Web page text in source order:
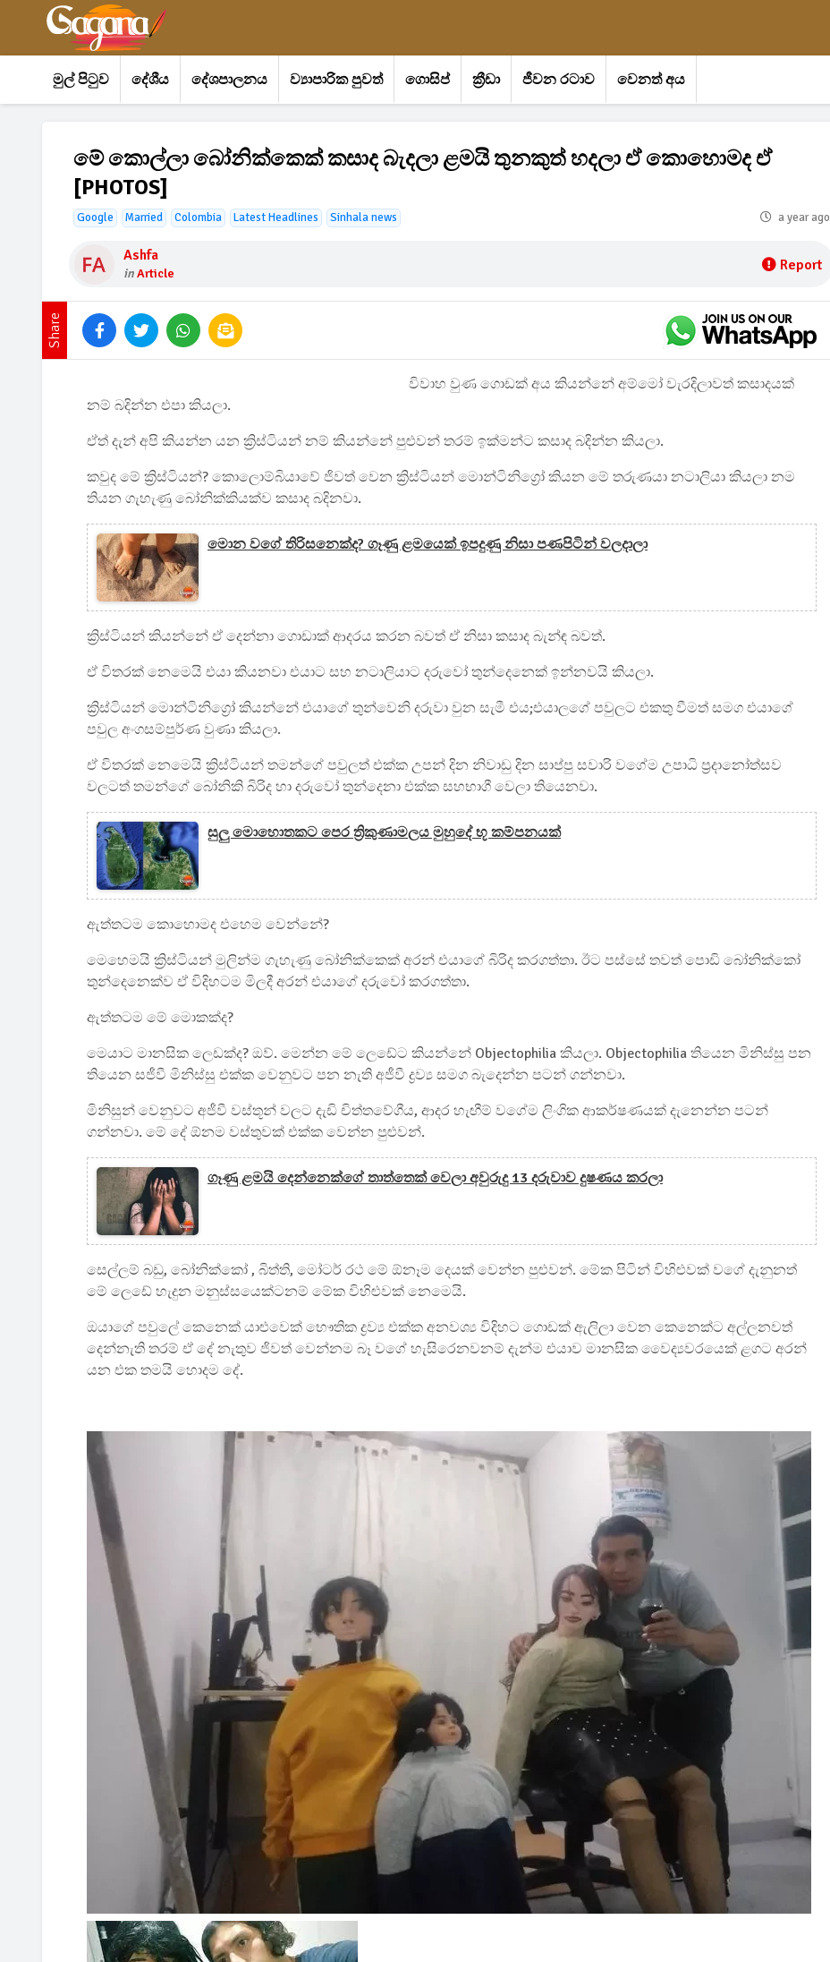
මුල් පිටුව දේශීය දේශපාලනය ව්‍යාපාරික පුවත් ගොසිප් ක්‍රීඩා ජීවන රටාව වෙනත් අය
මේ කොල්ලා බෝනික්කෙක් කසාද බැදලා ළමයි තුනකුත් හදලා ඒ කොහොමද ඒ
[PHOTOS]
Google Married Colombia Latest Headlines Sinhala news a year ago
Ashfa
inArticle Report
Share
විවාහ වුණ ගොඩක් අය කියන්නේ අම්මෝ වැරදිලාවත් කසාදයක්
නම් බදින්න එපා කියලා.
ඒත් දැන් අපි කියන්න යන ක්‍රිස්ටියන් නම් කියන්නේ පුළුවන් තරම් ඉක්මන්ට කසාද බදින්න කියලා.
කවුද මේ ක්‍රිස්ටියන්? කොලොම්බියාවේ ජිවත් වෙන ක්‍රිස්ටියන් මොන්ටිනිග්‍රෝ කියන මේ තරුණයා නටාලියා කියලා නම
තියන ගැහැණු බෝනික්කියක්ව කසාද බදිනවා.
මොන වගේ තිරිසනෙක්ද? ගෑණු ළමයෙක් ඉපදුණු නිසා පණපිටින් වලදාලා
ක්‍රිස්ටියන් කියන්නේ ඒ දෙන්නා ගොඩාක් ආදරය කරන බවත් ඒ නිසා කසාද බැන්ඳ බවත්.
ඒ විතරක් නෙමෙයි එයා කියනවා එයාට සහ නටාලියාට දරුවෝ තුන්දෙනෙක් ඉන්නවයි කියලා.
ක්‍රිස්ටියන් මොන්ටිනිග්‍රෝ කියන්නේ එයාගේ තුන්වෙනි දරුවා වුන සැමී එය;එයාලගේ පවුලට එකතු වීමත් සමග එයාගේ
පවුල අංගසම්පුර්ණ වුණා කියලා.
ඒ විතරක් නෙමෙයි ක්‍රිස්ටියන් තමන්ගේ පවුලත් එක්ක උපන් දින නිවාඩු දින සාප්පු සවාරි වගේම උපාධි ප්‍රදානෝත්සව
වලටත් තමන්ගේ බෝනිකි බිරිද හා දරුවෝ තුන්දෙනා එක්ක සහභාගී වෙලා තියෙනවා.
සුලු මොහොතකට පෙර ත්‍රිකුණාමලය මුහුදේ භූ කම්පනයක්
ඇත්තටම කොහොමද එහෙම වෙන්නේ?
මෙහෙමයි ක්‍රිස්ටියන් මුලින්ම ගැහැණු බෝනික්කෙක් අරන් එයාගේ බිරිද කරගත්තා. ඊට පස්සේ තවත් පොඩි බෝනික්කෝ
තුන්දෙනෙක්ව ඒ විදිහටම මිලදී අරන් එයාගේ දරුවෝ කරගත්තා.
ඇත්තටම මේ මොකක්ද?
මෙයාට මානසික ලෙඩක්ද? ඔව්. මෙන්න මේ ලෙඩේට කියන්නේ Objectophilia කියලා. Objectophilia තියෙන මිනිස්සු පන
තියෙන සජීවී මිනිස්සු එක්ක වෙනුවට පන නැති අජීවී ද්‍රව්‍ය සමග බැදෙන්න පටන් ගන්නවා.
මිනිසුන් වෙනුවට අජීවී වස්තූන් වලට දැඩි චිත්තවේගීය, ආදර හැඟීම් වගේම ලිංගික ආකර්ෂණයක් දැනෙන්න පටන්
ගන්නවා. මේ දේ ඕනම වස්තුවක් එක්ක වෙන්න පුළුවන්.
ගෑණු ළමයි දෙන්නෙක්ගේ තාත්තෙක් වෙලා අවුරුදු 13 දරුවාව දුෂණය කරලා
සෙල්ලම් බඩු, බෝනික්කෝ , බිත්ති, මෝටර් රථ මේ ඕනෑම දෙයක් වෙන්න පුළුවන්. මේක පිටින් විහිළුවක් වගේ දැනුනත්
මේ ලෙඩේ හැදුන මනුස්සයෙක්ටනම් මේක විහිළුවක් නෙමෙයි.
ඔයාගේ පවුලේ කෙනෙක් යාළුවෙක් භෞතික ද්‍රව්‍ය එක්ක අනවශ්‍ය විදිහට ගොඩක් ඇලිලා වෙන කෙනෙක්ට අල්ලනවත්
දෙන්නැති තරම් ඒ දේ නැතුව ජිවත් වෙන්නම බෑ වගේ හැසිරෙනවනම් දැන්ම එයාව මානසික වෛද්‍යවරයෙක් ළගට අරන්
යන එක තමයි හොදම දේ.